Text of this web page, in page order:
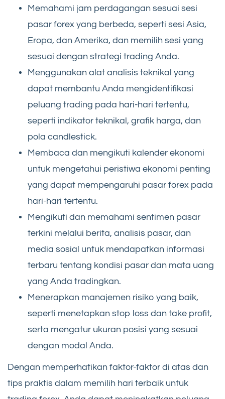
Memahami jam perdagangan sesuai sesi
pasar forex yang berbeda, seperti sesi Asia,
Eropa, dan Amerika, dan memilih sesi yang
sesuai dengan strategi trading Anda.
Menggunakan alat analisis teknikal yang
dapat membantu Anda mengidentifikasi
peluang trading pada hari-hari tertentu,
seperti indikator teknikal, grafik harga, dan
pola candlestick.
Membaca dan mengikuti kalender ekonomi
untuk mengetahui peristiwa ekonomi penting
yang dapat mempengaruhi pasar forex pada
hari-hari tertentu.
Mengikuti dan memahami sentimen pasar
terkini melalui berita, analisis pasar, dan
media sosial untuk mendapatkan informasi
terbaru tentang kondisi pasar dan mata uang
yang Anda tradingkan.
Menerapkan manajemen risiko yang baik,
seperti menetapkan stop loss dan take profit,
serta mengatur ukuran posisi yang sesuai
dengan modal Anda.
Dengan memperhatikan faktor-faktor di atas dan
tips praktis dalam memilih hari terbaik untuk